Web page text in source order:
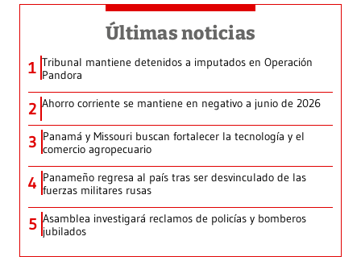
Últimas noticias
1 Tribunal mantiene detenidos a imputados en Operación
Pandora
2 Ahorro corriente se mantiene en negativo a junio de 2026
3 Panamá y Missouri buscan fortalecer la tecnología y el
comercio agropecuario
4 Panameño regresa al país tras ser desvinculado de las
fuerzas militares rusas
5 Asamblea investigará reclamos de policías y bomberos
jubilados